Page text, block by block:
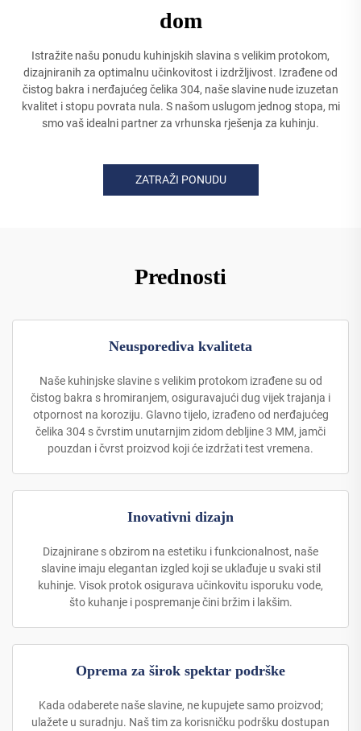
dom
Istražite našu ponudu kuhinjskih slavina s velikim protokom,
dizajniranih za optimalnu učinkovitost i izdržljivost. Izrađene od
čistog bakra i nerđajućeg čelika 304, naše slavine nude izuzetan
kvalitet i stopu povrata nula. S našom uslugom jednog stopa, mi
smo vaš idealni partner za vrhunska rješenja za kuhinju.
ZATRAŽI PONUDU
Prednosti
Neusporediva kvaliteta
Naše kuhinjske slavine s velikim protokom izrađene su od
čistog bakra s hromiranjem, osiguravajući dug vijek trajanja i
otpornost na koroziju. Glavno tijelo, izrađeno od nerđajućeg
čelika 304 s čvrstim unutarnjim zidom debljine 3 MM, jamči
pouzdan i čvrst proizvod koji će izdržati test vremena.
Inovativni dizajn
Dizajnirane s obzirom na estetiku i funkcionalnost, naše
slavine imaju elegantan izgled koji se uklađuje u svaki stil
kuhinje. Visok protok osigurava učinkovitu isporuku vode,
što kuhanje i pospremanje čini bržim i lakšim.
Oprema za širok spektar podrške
Kada odaberete naše slavine, ne kupujete samo proizvod;
ulažete u suradnju. Naš tim za korisničku podršku dostupan